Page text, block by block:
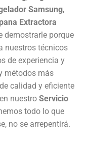
Samsung,
Extractora
demostrarle porque
nuestros técnicos
de experiencia y
métodos más
calidad y eficiente
nuestro Servicio
todo lo que
no se arrepentirá.